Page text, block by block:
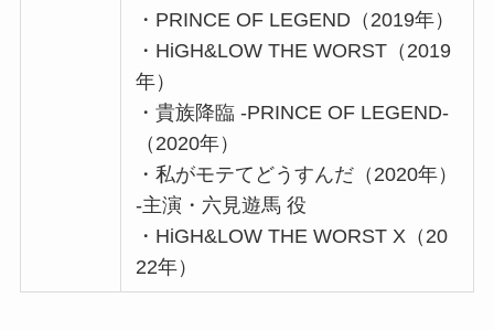
・PRINCE OF LEGEND（2019年）
・HiGH&LOW THE WORST（2019
年）
・貴族降臨 -PRINCE OF LEGEND-
（2020年）
・私がモテてどうすんだ（2020年）
-主演・六見遊馬 役
・HiGH&LOW THE WORST X（20
22年）